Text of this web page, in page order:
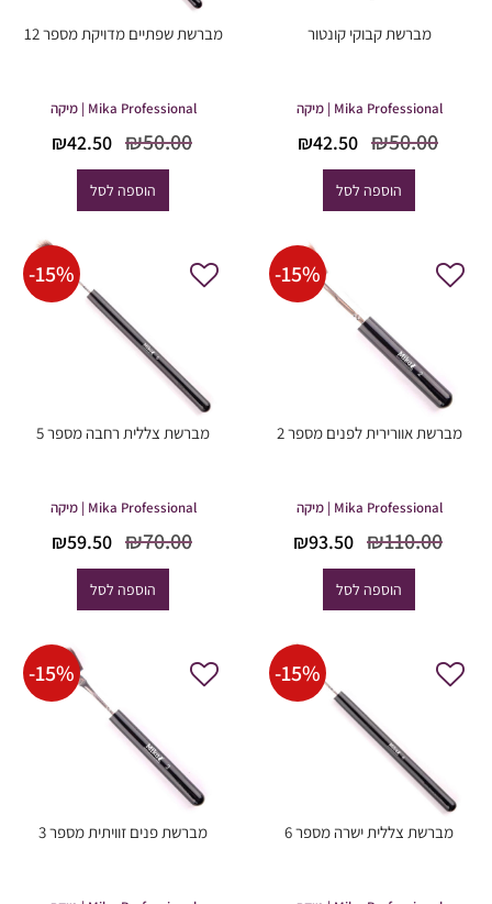
מברשת קבוקי קונטור
Mika Professional | מיקה
₪50.00
המחיר
היה:
₪50.00.
₪42.50
הוספה לסל
מברשת שפתיים מדויקת מספר 12
Mika Professional | מיקה
₪50.00
המחיר
היה:
₪50.00.
₪42.50
הוספה לסל
-15%
מברשת אוורירית לפנים מספר 2
Mika Professional | מיקה
₪110.00
המחיר
היה:
₪110.00.
₪93.50
הוספה לסל
-15%
מברשת צללית רחבה מספר 5
Mika Professional | מיקה
₪70.00
המחיר
היה:
₪70.00.
₪59.50
הוספה לסל
-15%
מברשת צללית ישרה מספר 6
-15%
מברשת פנים זוויתית מספר 3